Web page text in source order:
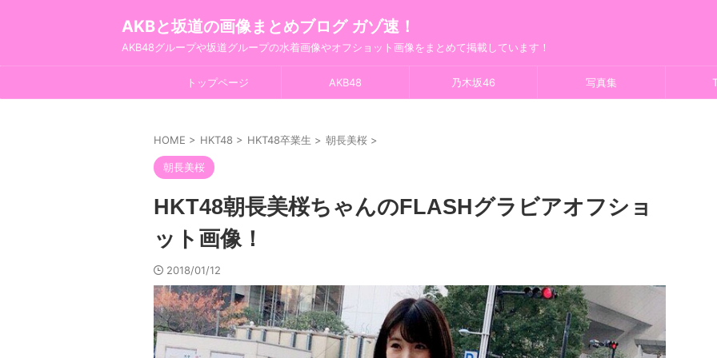
AKBと坂道の画像まとめブログ ガゾ速！
AKB48グループや坂道グループの水着画像やオフショット画像をまとめて掲載しています！
トップページ AKB48 乃木坂46 写真集
HOME > HKT48 > HKT48卒業生 > 朝長美桜 >
朝長美桜
HKT48朝長美桜ちゃんのFLASHグラビアオフショ
ット画像！
2018/01/12